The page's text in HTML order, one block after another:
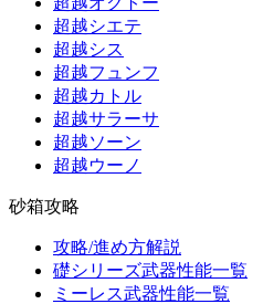
超越シエテ
超越シス
超越フュンフ
超越カトル
超越サラーサ
超越ソーン
超越ウーノ
砂箱攻略
攻略/進め方解説
礎シリーズ武器性能一覧
ミーレス武器性能一覧